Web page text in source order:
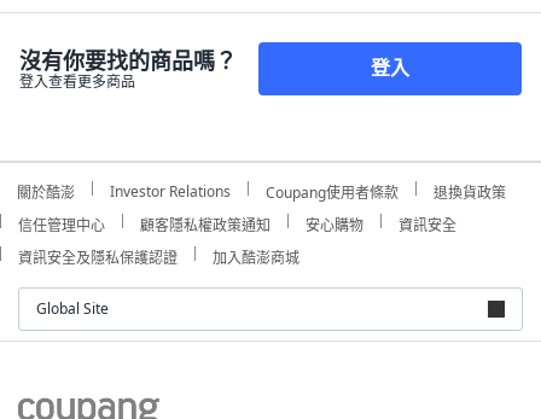
沒有你要找的商品嗎？
登入查看更多商品 登入
關於酷澎 Investor Relations Coupang使用者條款
退換貨政策
信任管理中心
顧客隱私權政策通知 安心購物
資訊安全
資訊安全及隱私保護認證
加入酷澎商城
Global Site